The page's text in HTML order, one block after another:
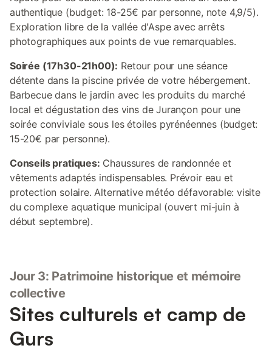
authentique (budget: 18-25€ par personne, note 4,9/5).
Exploration libre de la vallée d'Aspe avec arrêts
photographiques aux points de vue remarquables.
Soirée (17h30-21h00): Retour pour une séance
détente dans la piscine privée de votre hébergement.
Barbecue dans le jardin avec les produits du marché
local et dégustation des vins de Jurançon pour une
soirée conviviale sous les étoiles pyrénéennes (budget:
15-20€ par personne).
Conseils pratiques: Chaussures de randonnée et
vêtements adaptés indispensables. Prévoir eau et
protection solaire. Alternative météo défavorable: visite
du complexe aquatique municipal (ouvert mi-juin à
début septembre).
Jour 3: Patrimoine historique et mémoire
collective
Sites culturels et camp de
Gurs